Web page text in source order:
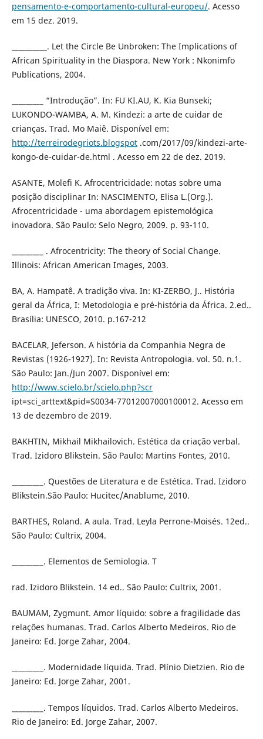
pensamento-e-comportamento-cultural-europeu/. Acesso
em 15 dez. 2019.
__________. Let the Circle Be Unbroken: The Implications of
African Spirituality in the Diaspora. New York : Nkonimfo
Publications, 2004.
_________ “Introdução”. In: FU KI.AU, K. Kia Bunseki;
LUKONDO-WAMBA, A. M. Kindezi: a arte de cuidar de
crianças. Trad. Mo Maiê. Disponível em:
http://terreirodegriots.blogspot.com/2017/09/kindezi-arte-
kongo-de-cuidar-de.html . Acesso em 22 de dez. 2019.
ASANTE, Molefi K. Afrocentricidade: notas sobre uma
posição disciplinar In: NASCIMENTO, Elisa L.(Org.).
Afrocentricidade - uma abordagem epistemológica
inovadora. São Paulo: Selo Negro, 2009. p. 93-110.
_________ . Afrocentricity: The theory of Social Change.
Illinois: African American Images, 2003.
BA, A. Hampatê. A tradição viva. In: KI-ZERBO, J.. História
geral da África, I: Metodologia e pré-história da África. 2.ed..
Brasília: UNESCO, 2010. p.167-212
BACELAR, Jeferson. A história da Companhia Negra de
Revistas (1926-1927). In: Revista Antropologia. vol. 50. n.1.
São Paulo: Jan./Jun 2007. Disponível em:
http://www.scielo.br/scielo.php?scr
ipt=sci_arttext&pid=S0034-77012007000100012. Acesso em
13 de dezembro de 2019.
BAKHTIN, Mikhail Mikhailovich. Estética da criação verbal.
Trad. Izidoro Blikstein. São Paulo: Martins Fontes, 2010.
_________. Questões de Literatura e de Estética. Trad. Izidoro
Blikstein.São Paulo: Hucitec/Anablume, 2010.
BARTHES, Roland. A aula. Trad. Leyla Perrone-Moisés. 12ed..
São Paulo: Cultrix, 2004.
_________. Elementos de Semiologia. T
rad. Izidoro Blikstein. 14 ed.. São Paulo: Cultrix, 2001.
BAUMAM, Zygmunt. Amor líquido: sobre a fragilidade das
relações humanas. Trad. Carlos Alberto Medeiros. Rio de
Janeiro: Ed. Jorge Zahar, 2004.
_________. Modernidade líquida. Trad. Plínio Dietzien. Rio de
Janeiro: Ed. Jorge Zahar, 2001.
_________. Tempos líquidos. Trad. Carlos Alberto Medeiros.
Rio de Janeiro: Ed. Jorge Zahar, 2007.